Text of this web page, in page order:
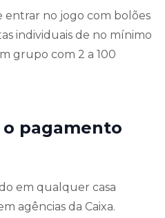
entrar no jogo com bolões
individuais de no mínimo
grupo com 2 a 100
pagamento
em qualquer casa
agências da Caixa.